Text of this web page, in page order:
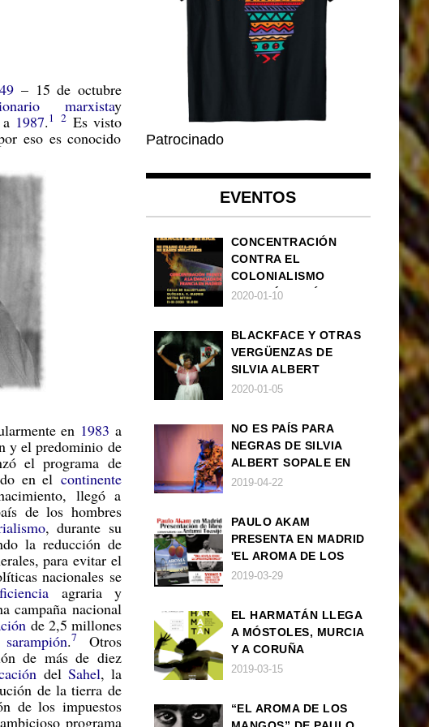
– 15 de octubre
marxistay
a 1987.1 2 Es visto
eso es conocido
en 1983 a
y el predominio de
el programa de
en el continente
llegó a
de los hombres
, durante su
la reducción de
para evitar el
nacionales se
agraria y
campaña nacional
de 2,5 millones
sarampión.7
Otros
de más de diez
delSahel, la
de la tierra de
de los impuestos
programa
Patrocinado
EVENTOS
CONCENTRACIÓN
CONTRA EL
COLONIALISMO
FRANCÉS EN ÁFRICA
2020-01-10
BLACKFACE Y OTRAS
VERGÜENZAS DE
SILVIA ALBERT
SOPALE EN MADRID
2020-01-05
NO ES PAÍS PARA
NEGRAS DE SILVIA
ALBERT SOPALE EN
BARCELONA
2019-04-22
PAULO AKAM
PRESENTA EN MADRID
'EL AROMA DE LOS
MANGOS', UNA
AFRODESCENDENCIA
2019-03-29
EL HARMATÁN LLEGA
A MÓSTOLES, MURCIA
Y A CORUÑA
2019-03-15
“EL AROMA DE LOS